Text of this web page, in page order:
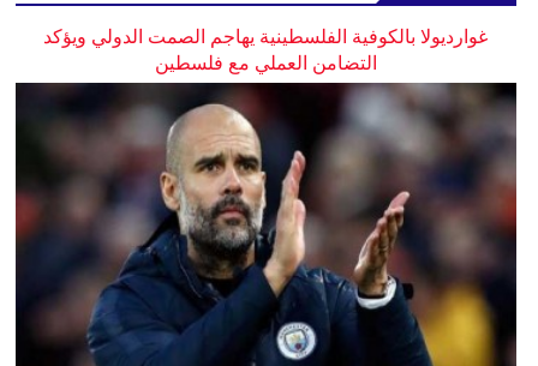
غوارديولا بالكوفية الفلسطينية يهاجم الصمت الدولي ويؤكد
التضامن العملي مع فلسطين